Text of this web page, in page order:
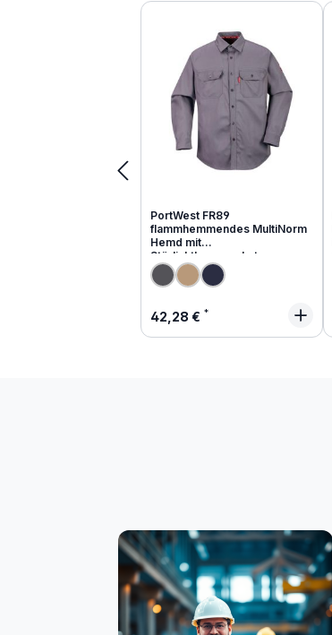
Produktgalerie überspringen
PortWest FR89
flammhemmendes MultiNorm
Hemd mit
Störlichtbogenschutz
Regulärer Preis:
42,28 €